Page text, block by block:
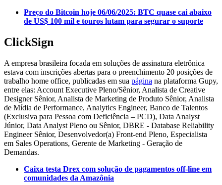
Preço do Bitcoin hoje 06/06/2025: BTC quase cai abaixo
de US$ 100 mil e touros lutam para segurar o suporte
ClickSign
A empresa brasileira focada em soluções de assinatura eletrônica
estava com inscrições abertas para o preenchimento 20 posições de
trabalho home office, publicadas em sua página na plataforma Gupy,
entre elas: Account Executive Pleno/Sênior, Analista de Creative
Designer Sênior, Analista de Marketing de Produto Sênior, Analista
de Mídia de Performance, Analytics Engineer, Banco de Talentos
(Exclusiva para Pessoa com Deficiência – PCD), Data Analyst
Júnior, Data Analyst Pleno ou Sênior, DBRE - Database Reliability
Engineer Sênior, Desenvolvedor(a) Front-end Pleno, Especialista
em Sales Operations, Gerente de Marketing - Geração de
Demandas.
Caixa testa Drex com solução de pagamentos off-line em
comunidades da Amazônia